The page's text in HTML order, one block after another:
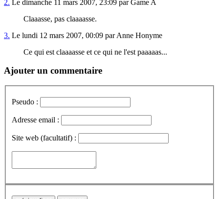
2. Le dimanche 11 mars 2007, 23:09 par Game A
Claaasse, pas claaaasse.
3. Le lundi 12 mars 2007, 00:09 par Anne Honyme
Ce qui est claaaasse et ce qui ne l'est paaaaas...
Ajouter un commentaire
Pseudo :
Adresse email :
Site web (facultatif) :